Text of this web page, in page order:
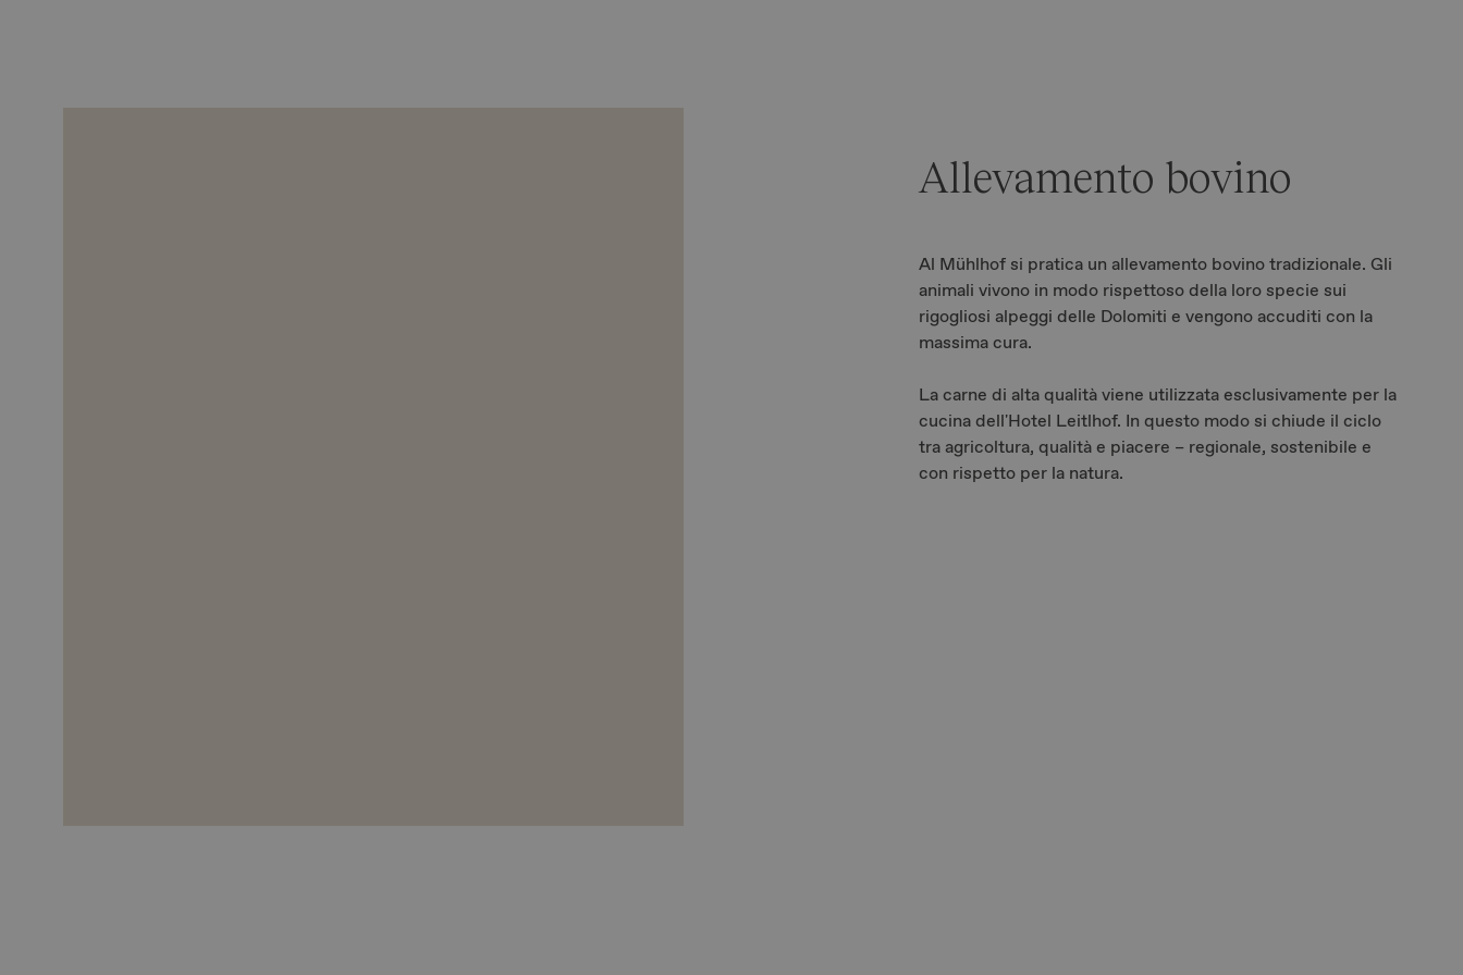
Allevamento bovino
Al Mühlhof si pratica un allevamento bovino tradizionale. Gli
animali vivono in modo rispettoso della loro specie sui
rigogliosi alpeggi delle Dolomiti e vengono accuditi con la
massima cura.
La carne di alta qualità viene utilizzata esclusivamente per la
cucina dell'Hotel Leitlhof. In questo modo si chiude il ciclo
tra agricoltura, qualità e piacere – regionale, sostenibile e
con rispetto per la natura.